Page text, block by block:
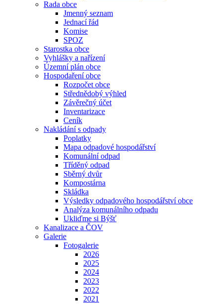
Rada obce
Jmenný seznam
Jednací řád
Komise
SPOZ
Starostka obce
Vyhlášky a nařízení
Územní plán obce
Hospodaření obce
Rozpočet obce
Střednědobý výhled
Závěrečný účet
Inventarizace
Ceník
Nakládání s odpady
Poplatky
Mapa odpadové hospodářství
Komunální odpad
Tříděný odpad
Sběrný dvůr
Kompostárna
Skládka
Výsledky odpadového hospodářství obce
Analýza komunálního odpadu
Ukliďme si Býšť
Kanalizace a ČOV
Galerie
Fotogalerie
2026
2025
2024
2023
2022
2021